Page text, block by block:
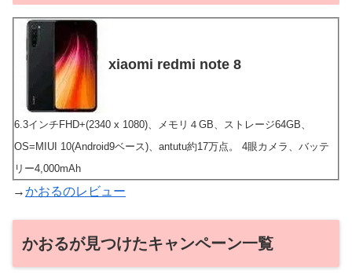
xiaomi redmi note 8
6.3インチFHD+(2340 x 1080)、メモリ４GB、ストレージ64GB、
OS=MIUI 10(Android9ベース)、antutu約17万点。 4眼カメラ、バッテ
リー4,000mAh
→かおるのレビュー
かおるが見つけたキャンペーン一覧